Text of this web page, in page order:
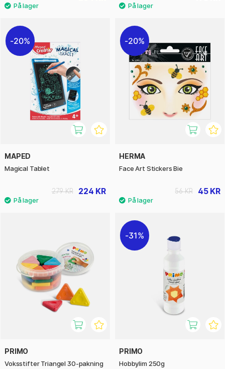
20%
MAPED
Magical Tablet
224 KR
279 KR
20%
HERMA
Face Art Stickers Bie
45 KR
56 KR
PRIMO
Voksstifter Triangel 30-pakning
31%
PRIMO
Hobbylim 250g